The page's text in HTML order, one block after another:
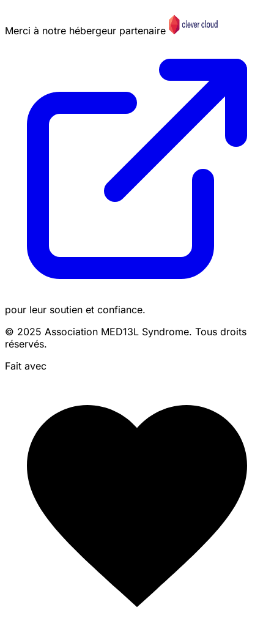
Merci à notre hébergeur partenaire
pour leur soutien et confiance.
© 2025 Association MED13L Syndrome. Tous droits
réservés.
Fait avec